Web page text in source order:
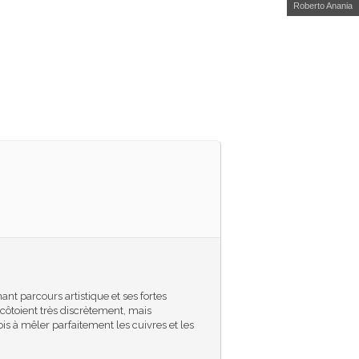
Roberto Anania
parcours artistique et ses fortes
très discrètement, mais
à mêler parfaitement les cuivres et les